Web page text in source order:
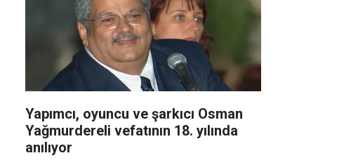
Yapımcı, oyuncu ve şarkıcı Osman
Yağmurdereli vefatının 18. yılında
anılıyor